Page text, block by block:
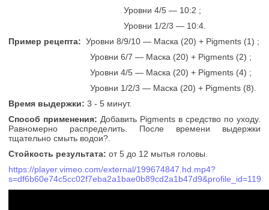
Уровни 4/5 — 10:2 ;
Уровни 1/2/3 — 10:4.
Пример рецепта: Уровни 8/9/10 — Маска (20) + Pigments (1) ;
Уровни 6/7 — Маска (20) + Pigments (2) ;
Уровни 4/5 — Маска (20) + Pigments (4) ;
Уровни 1/2/3 — Маска (20) + Pigments (8).
Время выдержки: 3 - 5 минут.
Способ применения: Добавить Pigments в средство по уходу.
Равномерно распределить. После времени выдержки
тщательно смыть водои?.
Стойкость результата: от 5 до 12 мытья головы.
https://player.vimeo.com/external/199674847.hd.mp4?
s=df6b60e74c5cc02f7eba2a1bae0b89cd2a1b47d9&profile_id=119